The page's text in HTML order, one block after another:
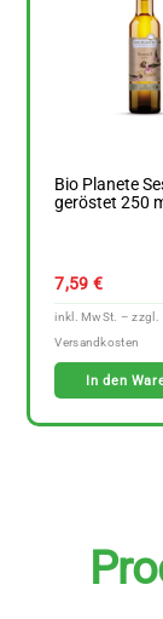
Bio Planete
geröstet 250
7,59 €
In den